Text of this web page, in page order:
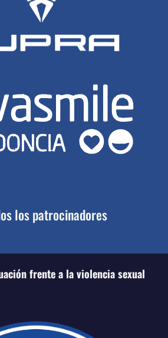
los patrocinadores
frente a la violencia sexual